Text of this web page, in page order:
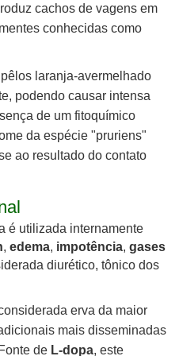
cachos de vagens em
conhecidas como
laranja-avermelhado
podendo causar intensa
de um fitoquímico
da espécie "pruriens"
ao resultado do contato
é utilizada internamente
, edema, impotência, gases
diurético, tônico dos
erva da maior
mais disseminadas
de L-dopa, este